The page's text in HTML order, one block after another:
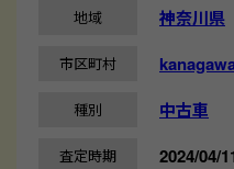
地域 神奈川県
市区町村
種別 中古車
査定時期 2024/04/